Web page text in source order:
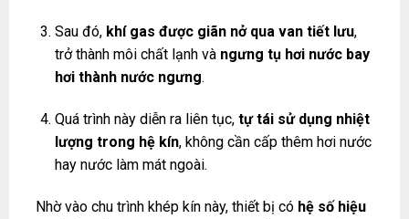
Sau đó, khí gas được giãn nở qua van tiết lưu,
trở thành môi chất lạnh và ngưng tụ hơi nước bay
hơi thành nước ngưng.
Quá trình này diễn ra liên tục,tự tái sử dụng nhiệt
lượng trong hệ kín, không cần cấp thêm hơi nước
hay nước làm mát ngoài.
Nhờ vào chu trình khép kín này, thiết bị có hệ số hiệu